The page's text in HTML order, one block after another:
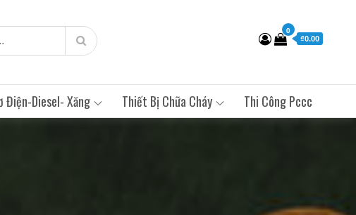
0
₫0.00
Điện-Diesel- Xăng Thiết Bị Chữa Cháy Thi Công Pccc